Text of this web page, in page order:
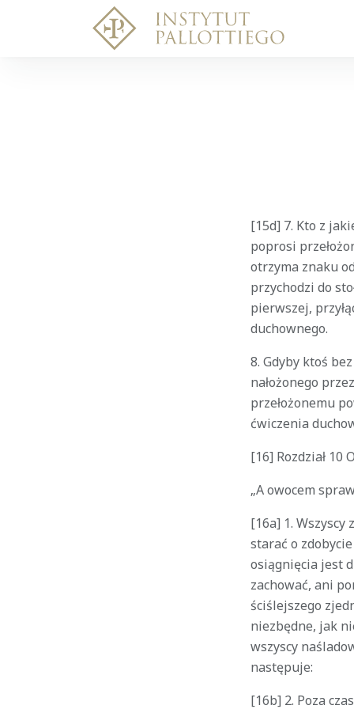
[15d] 7. Kto z
poprosi
otrzyma znaku
przychodzi do
pierwszej,
duchownego.
8. Gdyby ktoś
nałożonego
przełożonemu
ćwiczenia
[16] Rozdział 10
„A owocem
[16a] 1.
starać o
osiągnięcia jest
zachować, ani
ściślejszego
niezbędne, jak
wszyscy
następuje:
[16b] 2. Poza